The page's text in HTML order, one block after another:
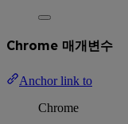
Chrome 매개변수
Anchor link to
Chrome